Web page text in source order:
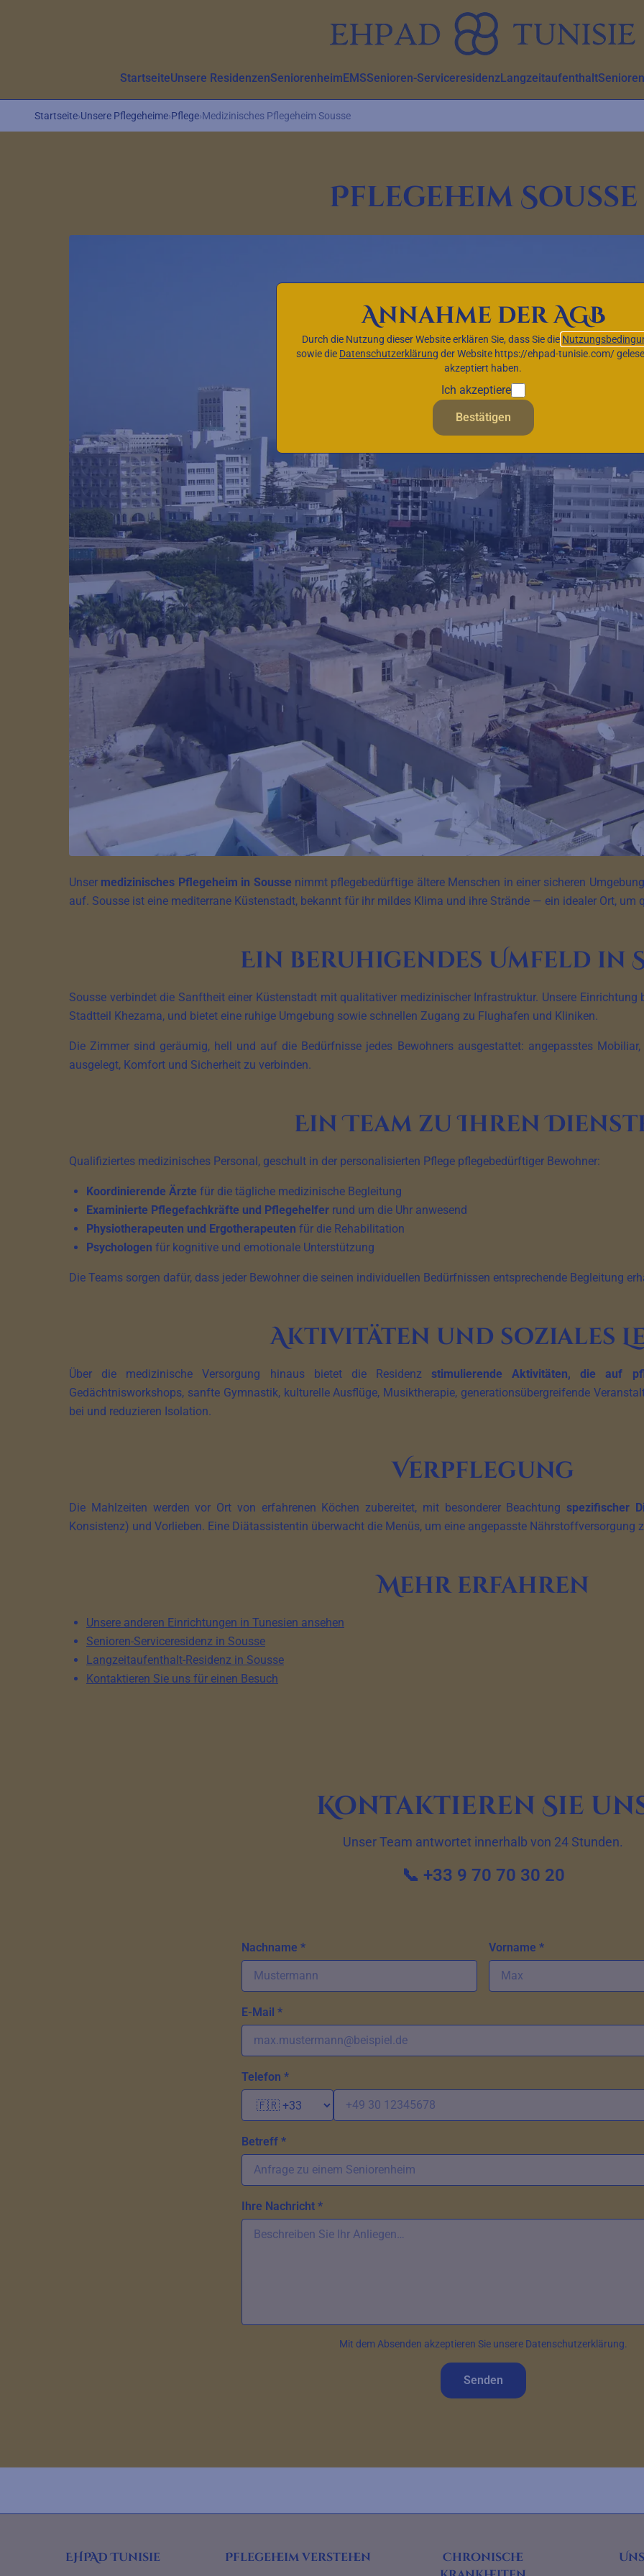
StartseiteUnsere ResidenzenSeniorenheimEMSSenioren-ServiceresidenzLangzeitaufenthalt
Startseite›Unsere Pflegeheime›Pflege›Medizinisches Pflegeheim Sousse
Pflegeheim Sousse
Unser medizinisches Pflegeheim in Sousse nimmt pflegebedürftige ältere Menschen in einer sicheren
auf. Sousse ist eine mediterrane Küstenstadt, bekannt für ihr mildes Klima und ihre Strände — ein idealer Ort,
Ein beruhigendes Umfeld in
Sousse verbindet die Sanftheit einer Küstenstadt mit qualitativer medizinischer Infrastruktur. Unsere
Stadtteil Khezama, und bietet eine ruhige Umgebung sowie schnellen Zugang zu Flughafen und Kliniken.
Die Zimmer sind geräumig, hell und auf die Bedürfnisse jedes Bewohners ausgestattet: angepasstes
ausgelegt, Komfort und Sicherheit zu verbinden.
Ein Team zu Ihren
Qualifiziertes medizinisches Personal, geschult in der personalisierten Pflege pflegebedürftiger Bewohner:
Koordinierende Ärzte für die tägliche medizinische Begleitung
Examinierte Pflegefachkräfte und Pflegehelfer rund um die Uhr anwesend
Physiotherapeuten und Ergotherapeuten für die Rehabilitation
Psychologen für kognitive und emotionale Unterstützung
Die Teams sorgen dafür, dass jeder Bewohner die seinen individuellen Bedürfnissen entsprechende Begleitung
Aktivitäten und soziales
Über die medizinische Versorgung hinaus bietet die Residenzstimulierende Aktivitäten, die auf
Gedächtnisworkshops, sanfte Gymnastik, kulturelle Ausflüge, Musiktherapie, generationsübergreifende
bei und reduzieren Isolation.
Verpflegung
Die Mahlzeiten werden vor Ort von erfahrenen Köchen zubereitet, mit besonderer Beachtungspezifischer
Konsistenz) und Vorlieben. Eine Diätassistentin überwacht die Menüs, um eine angepasste Nährstoffversorgung
Mehr erfahren
Unsere anderen Einrichtungen in Tunesien ansehen
Senioren-Serviceresidenz in Sousse
Langzeitaufenthalt-Residenz in Sousse
Kontaktieren Sie uns für einen Besuch
Kontaktieren Sie
Unser Team antwortet innerhalb von 24 Stunden.
📞 +33 9 70 70 30 20
Nachname * Vorname *
E-Mail *
Telefon *
Betreff *
Ihre Nachricht *
Mit dem Absenden akzeptieren Sie unsere Datenschutzerklärung.
Senden
EHPAD Tunisie Pflegeheim verstehen
Chronische
Annahme der AGB
Durch die Nutzung dieser Website erklären Sie, dass Sie die
sowie die Datenschutzerklärung der Website https://ehpad-tunisie.com/
akzeptiert haben.
Ich akzeptiere
Bestätigen